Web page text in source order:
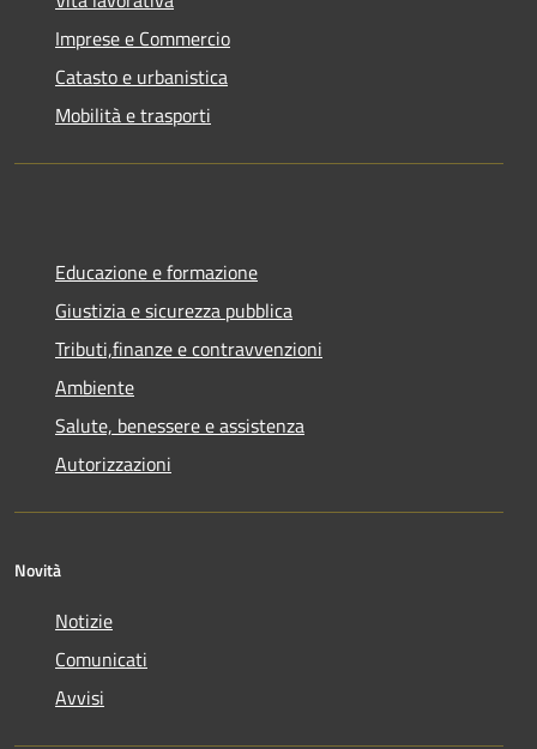
Imprese e Commercio
Catasto e urbanistica
Mobilità e trasporti
Educazione e formazione
Giustizia e sicurezza pubblica
Tributi,finanze e contravvenzioni
Ambiente
Salute, benessere e assistenza
Autorizzazioni
Novità
Notizie
Comunicati
Avvisi